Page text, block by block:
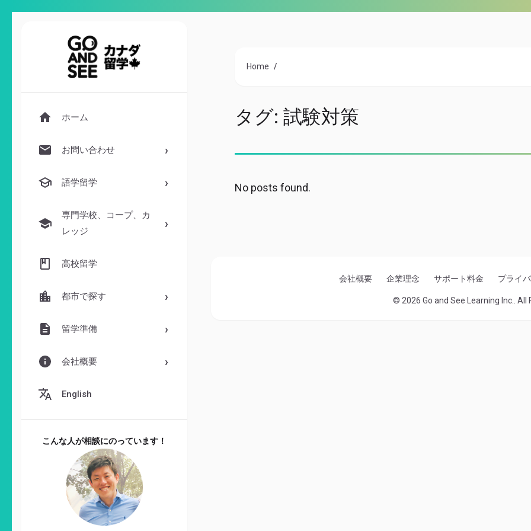
ホーム
お問い合わせ
語学留学
専門学校、コープ、カ
レッジ
高校留学
都市で探す
留学準備
会社概要
English
こんな人が相談にのっています！
Home
タグ: 試験対策
No posts found.
会社概要 企業理念 サポート料金 プライ
© 2026 Go and See Learning Inc.. All